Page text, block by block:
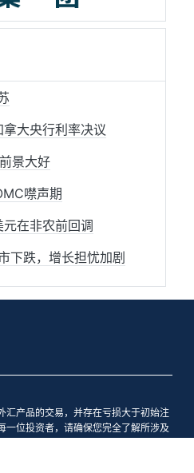
大央行利率决议
景大好
噤声期
在非农前回调
下跌，增长担忧加剧
汇产品的交易，并存在亏损大于初始注
一位投资者，请确保您完全了解所涉及